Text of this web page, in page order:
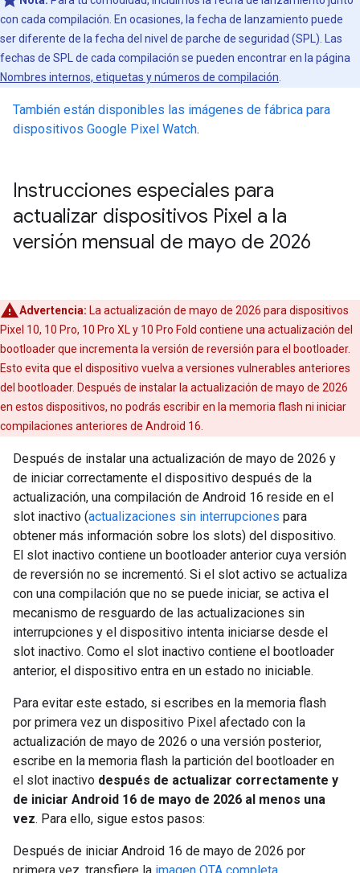
con cada compilación. En ocasiones, la fecha de lanzamiento puede
ser diferente de la fecha del nivel de parche de seguridad (SPL). Las
fechas de SPL de cada compilación se pueden encontrar en la página
Nombres internos, etiquetas y números de compilación
También están disponibles las imágenes de fábrica para
dispositivos Google Pixel Watch.
Instrucciones especiales para
actualizar dispositivos Pixel a la
versión mensual de mayo de 2026
Advertencia: La actualización de mayo de 2026 para dispositivos
Pixel 10, 10 Pro, 10 Pro XL y 10 Pro Fold contiene una actualización del
bootloader que incrementa la versión de reversión para el bootloader.
Esto evita que el dispositivo vuelva a versiones vulnerables anteriores
del bootloader. Después de instalar la actualización de mayo de 2026
en estos dispositivos, no podrás escribir en la memoria flash ni iniciar
compilaciones anteriores de Android 16.
Después de instalar una actualización de mayo de 2026 y
de iniciar correctamente el dispositivo después de la
actualización, una compilación de Android 16 reside en el
slot inactivo (actualizaciones sin interrupciones para
obtener más información sobre los slots) del dispositivo.
El slot inactivo contiene un bootloader anterior cuya versión
de reversión no se incrementó. Si el slot activo se actualiza
con una compilación que no se puede iniciar, se activa el
mecanismo de resguardo de las actualizaciones sin
interrupciones y el dispositivo intenta iniciarse desde el
slot inactivo. Como el slot inactivo contiene el bootloader
anterior, el dispositivo entra en un estado no iniciable.
Para evitar este estado, si escribes en la memoria flash
por primera vez un dispositivo Pixel afectado con la
actualización de mayo de 2026 o una versión posterior,
escribe en la memoria flash la partición del bootloader en
el slot inactivo después de actualizar correctamente y
de iniciar Android 16 de mayo de 2026 al menos una
vez. Para ello, sigue estos pasos:
Después de iniciar Android 16 de mayo de 2026 por